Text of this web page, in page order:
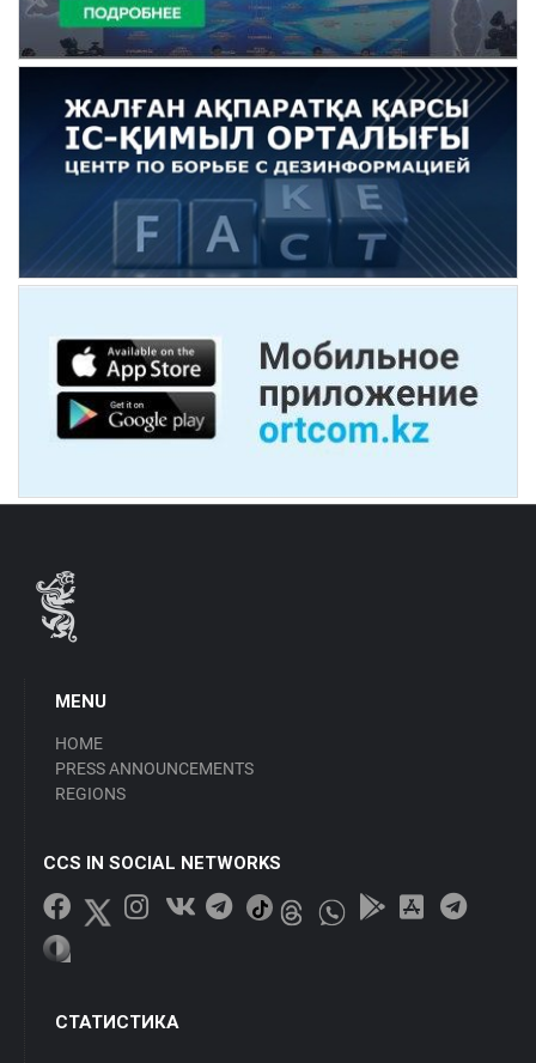
MENU
HOME
PRESS ANNOUNCEMENTS
REGIONS
CCS IN SOCIAL NETWORKS
СТАТИСТИКА